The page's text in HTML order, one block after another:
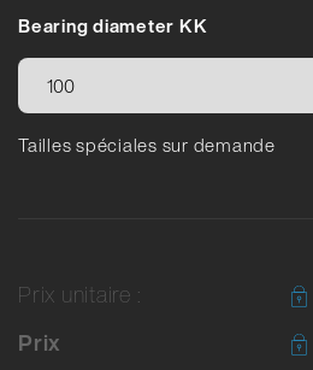
Bearing diameter KK
Tailles spéciales sur demande
Prix unitaire :
Prix